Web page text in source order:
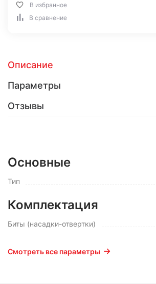
В избранное
В сравнение
Описание
Параметры
Отзывы
Основные
Тип
Комплектация
Биты (насадки-отвертки)
Смотреть все параметры